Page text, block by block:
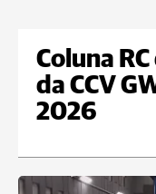
Coluna
da CCV
2026